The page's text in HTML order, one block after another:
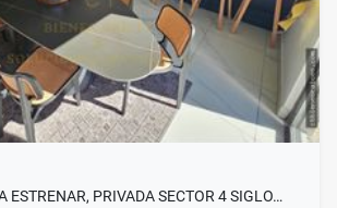
ESTRENAR, PRIVADA SECTOR 4 SIGLO…